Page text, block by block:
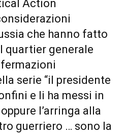
Action
che hanno fatto
quartier generale
serie “il presidente
e li ha messi in
l’arringa alla
guerriero … sono la